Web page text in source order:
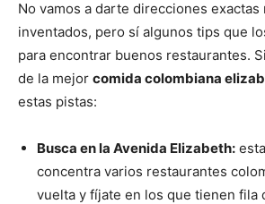
No vamos a darte direcciones exactas
inventados, pero sí algunos tips que
para encontrar buenos restaurantes.
de la mejor comida colombiana
estas pistas:
Busca en la Avenida Elizabeth:
concentra varios restaurantes
vuelta y fíjate en los que tienen fila